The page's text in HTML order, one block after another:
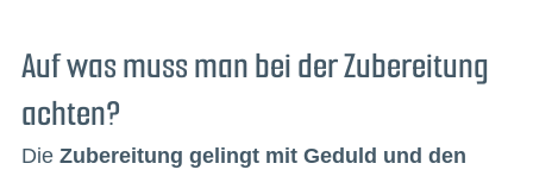
Auf was muss man bei der Zubereitung
achten?
Die Zubereitung gelingt mit Geduld und den